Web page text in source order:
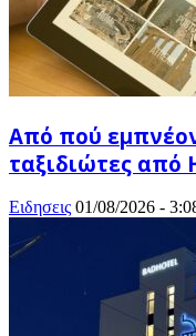
Από πού
ταξιδιώτες από
Ειδησεις 01/08/2026 -